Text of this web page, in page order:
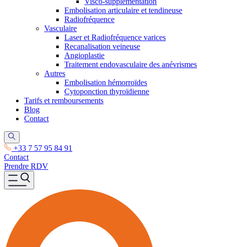
Embolisation articulaire et tendineuse
Radiofréquence
Vasculaire
Laser et Radiofréquence varices
Recanalisation veineuse
Angioplastie
Traitement endovasculaire des anévrismes
Autres
Embolisation hémorroïdes
Cytoponction thyroïdienne
Tarifs et remboursements
Blog
Contact
+33 7 57 95 84 91
Contact
Prendre RDV